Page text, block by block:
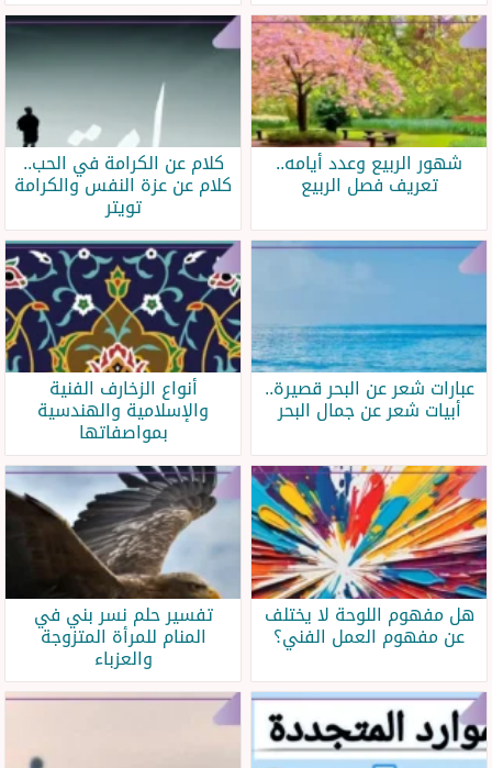
شهور الربيع وعدد أيامه..
تعريف فصل الربيع
كلام عن الكرامة في الحب..
كلام عن عزة النفس والكرامة
تويتر
عبارات شعر عن البحر قصيرة..
أبيات شعر عن جمال البحر
أنواع الزخارف الفنية
والإسلامية والهندسية
بمواصفاتها
هل مفهوم اللوحة لا يختلف
عن مفهوم العمل الفني؟
تفسير حلم نسر بني في
المنام للمرأة المتزوجة
والعزباء